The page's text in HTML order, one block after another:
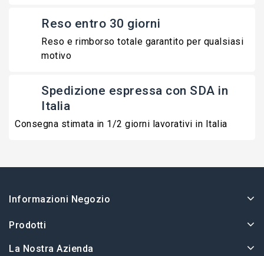
Reso entro 30 giorni
Reso e rimborso totale garantito per qualsiasi
motivo
Spedizione espressa con SDA in
Italia
Consegna stimata in 1/2 giorni lavorativi in Italia
Informazioni Negozio
Prodotti
La Nostra Azienda